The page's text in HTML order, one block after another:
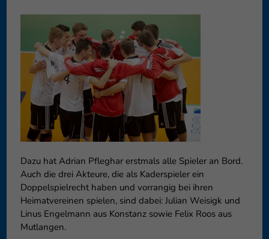
Dazu hat Adrian Pfleghar erstmals alle Spieler an Bord.
Auch die drei Akteure, die als Kaderspieler ein
Doppelspielrecht haben und vorrangig bei ihren
Heimatvereinen spielen, sind dabei: Julian Weisigk und
Linus Engelmann aus Konstanz sowie Felix Roos aus
Mutlangen.
freiwilligen Diensten geben möchten, müssen Sie Ihre
Erziehungsberechtigten um Erlaubnis bitten.
Wir verwenden Cookies und andere Technologien auf unserer
Website. Einige von ihnen sind essenziell, während andere uns
helfen, diese Website und Ihre Erfahrung zu verbessern.
Personenbezogene Daten können verarbeitet werden (z. B. IP-
Adressen), z. B. für personalisierte Anzeigen und Inhalte oder
Anzeigen- und Inhaltsmessung.
Weitere Informationen über die
Verwendung Ihrer Daten finden Sie in unserer
Datenschutzerklärung.
Hier finden Sie eine Übersicht über alle verwendeten Cookies. Sie
weitere Informationen anzeigen lassen und so nur bestimmte
Cookies auswählen.
Speichern Nur essenzielle Cookies akzeptieren